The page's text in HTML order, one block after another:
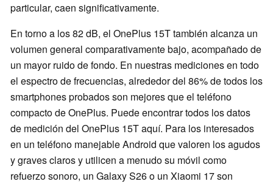
particular, caen significativamente.
En torno a los 82 dB, el OnePlus 15T también alcanza un
volumen general comparativamente bajo, acompañado de
un mayor ruido de fondo. En nuestras mediciones en todo
el espectro de frecuencias, alrededor del 86% de todos los
smartphones probados son mejores que el teléfono
compacto de OnePlus. Puede encontrar todos los datos
de medición del OnePlus 15T aquí. Para los interesados
en un teléfono manejable Android que valoren los agudos
y graves claros y utilicen a menudo su móvil como
refuerzo sonoro, un Galaxy S26 o un Xiaomi 17 son